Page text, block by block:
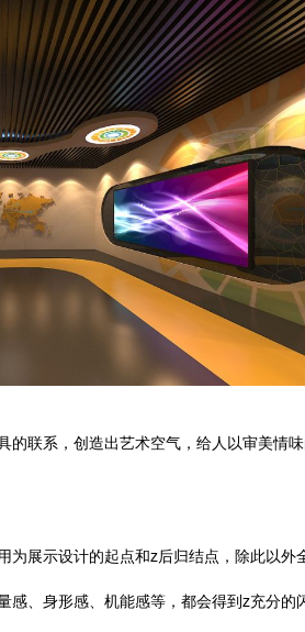
联系，创造出艺术空气，给人以审美情
展示设计的起点和z后归结点，除此以外
、身形感、机能感等，都会得到z充分的